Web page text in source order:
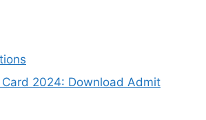
Card 2024: Download Admit